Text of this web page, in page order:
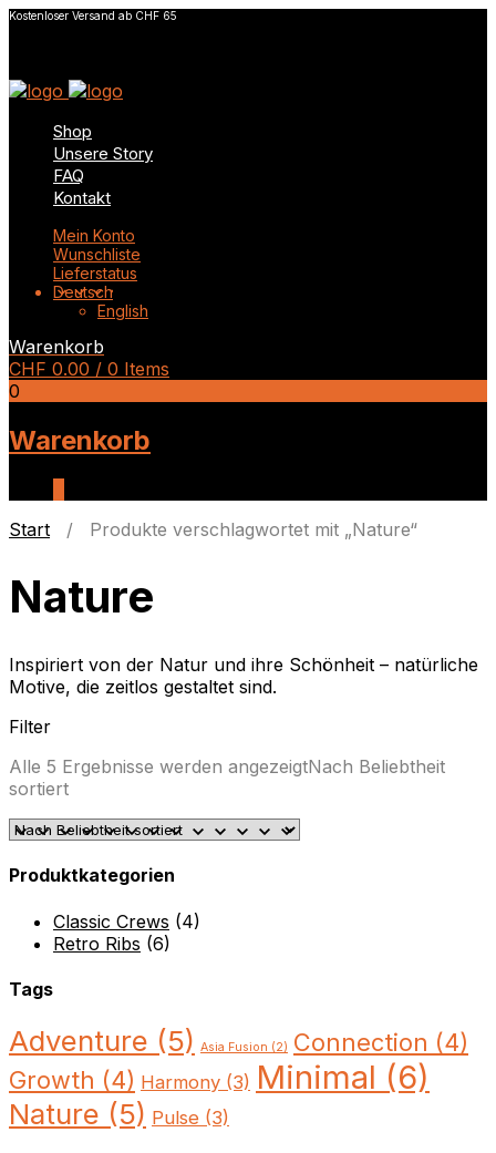
Kostenloser Versand ab CHF 65
Shop
Unsere Story
FAQ
Kontakt
Mein Konto
Wunschliste
Lieferstatus
Deutsch
English
Warenkorb
CHF 0.00 / 0 Items
0
Warenkorb
Start / Produkte verschlagwortet mit „Nature“
Nature
Inspiriert von der Natur und ihre Schönheit – natürliche
Motive, die zeitlos gestaltet sind.
Filter
Alle 5 Ergebnisse werden angezeigtNach Beliebtheit
sortiert
Produktkategorien
Classic Crews (4)
Retro Ribs (6)
Tags
Adventure (5) Asia Fusion (2) Connection (4)
Growth (4) Harmony (3) Minimal (6)
Nature (5) Pulse (3)